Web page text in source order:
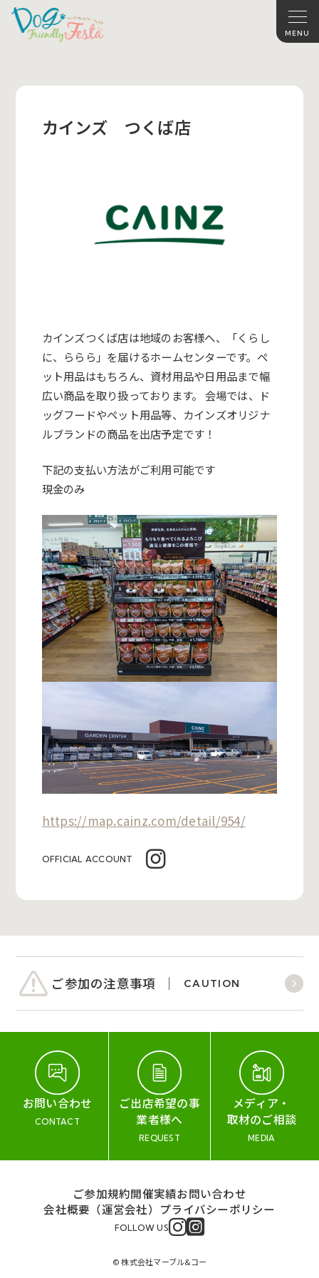
カインズ つくば店
カインズつくば店は地域のお客様へ、「くらし
に、ららら」を届けるホームセンターです。ペ
ット用品はもちろん、資材用品や日用品まで幅
広い商品を取り扱っております。 会場では、ド
ッグフードやペット用品等、カインズオリジナ
ルブランドの商品を出店予定です！
下記の支払い方法がご利用可能です
現金のみ
https://map.cainz.com/detail/954/
OFFICIAL ACCOUNT
ご参加の注意事項 CAUTION
お問い合わせ
CONTACT
ご出店希望の事
業者様へ
REQUEST
メディア・
取材のご相談
MEDIA
ご参加規約開催実績お問い合わせ
会社概要（運営会社） プライバシーポリシー
FOLLOW US
© 株式会社マーブル&コー